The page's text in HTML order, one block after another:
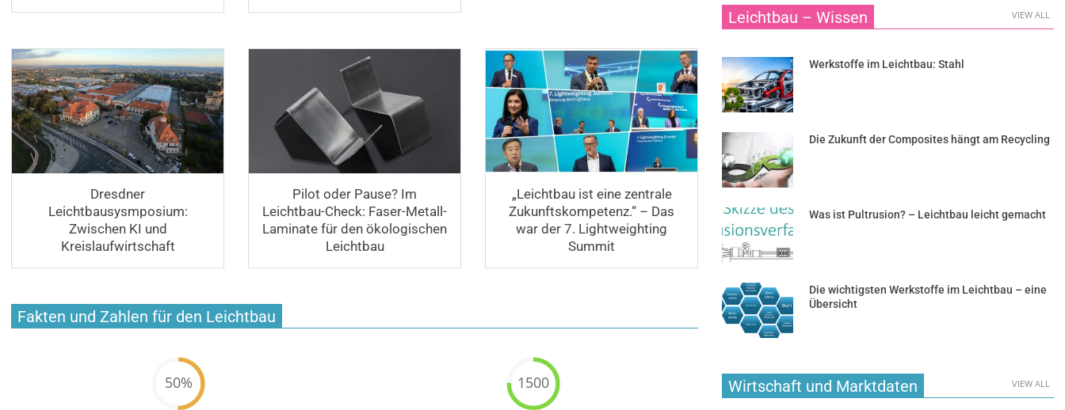
Dresdner
Leichtbausysmposium:
Zwischen KI und
Kreislaufwirtschaft
Pilot oder Pause? Im
Leichtbau-Check: Faser-Metall-
Laminate für den ökologischen
Leichtbau
„Leichtbau ist eine zentrale
Zukunftskompetenz.“ – Das
war der 7. Lightweighting
Summit
Fakten und Zahlen für den Leichtbau
50% 1500
Leichtbau – Wissen VIEW ALL
Werkstoffe im Leichtbau: Stahl
Die Zukunft der Composites hängt am Recycling
Was ist Pultrusion? – Leichtbau leicht gemacht
Die wichtigsten Werkstoffe im Leichtbau – eine
Übersicht
Wirtschaft und Marktdaten VIEW ALL